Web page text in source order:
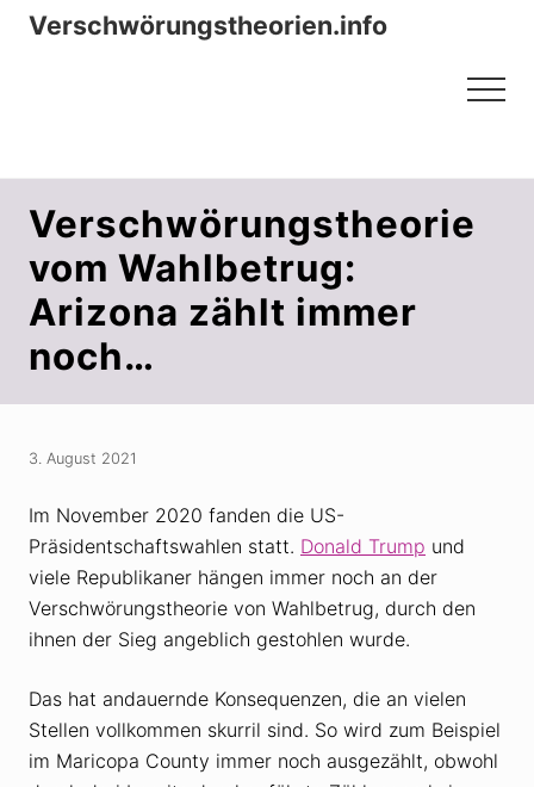
Menu
Zum
ZurVerschwörungstheorien.info
Menu
Verschwörungstheorie
vom Wahlbetrug:
Arizona zählt immer
noch…
3. August 2021
Im November 2020 fanden die US-
Präsidentschaftswahlen statt. Donald Trump und
viele Republikaner hängen immer noch an der
Verschwörungstheorie von Wahlbetrug, durch den
ihnen der Sieg angeblich gestohlen wurde.
Das hat andauernde Konsequenzen, die an vielen
Stellen vollkommen skurril sind. So wird zum Beispiel
im Maricopa County immer noch ausgezählt, obwohl